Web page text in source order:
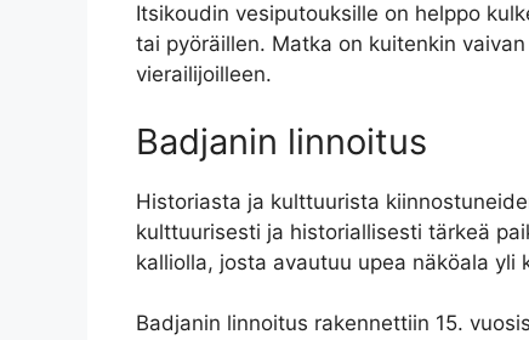
Itsikoudin vesiputouksille on helppo
tai pyöräillen. Matka on kuitenkin
vierailijoilleen.
Badjanin linnoitus
Historiasta ja kulttuurista
kulttuurisesti ja historiallisesti tärkeä
kalliolla, josta avautuu upea näköala yli
Badjanin linnoitus rakennettiin 15.